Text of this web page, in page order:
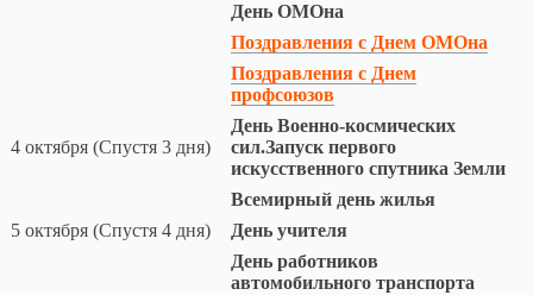
День ОМОна
Поздравления с Днем ОМОна
Поздравления с Днем
профсоюзов
4 октября (Спустя 3 дня)
День Военно-космических
сил.Запуск первого
искусственного спутника Земли
Всемирный день жилья
5 октября (Спустя 4 дня)
День учителя
День работников
автомобильного транспорта